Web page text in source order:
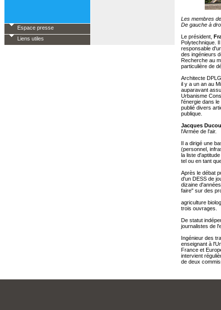
Espace presse
Liens utiles
Les membres
De gauche à
Le président,
Polytechnique.
responsable
des ingénieurs
Recherche au
particulière de
Architecte
il y a un an au
auparavant
Urbanisme
l'énergie dans
publié divers
publique.
Jacques
l'Armée de l'air.
Il a dirigé une
(personnel,
la liste
tel ou en tant
Après le débat
d'un DESS de
dizaine
faire" sur des
agriculture
trois ouvrages.
De statut
journalistes de
Ingénieur des
enseignant à
France et
intervient
de deux